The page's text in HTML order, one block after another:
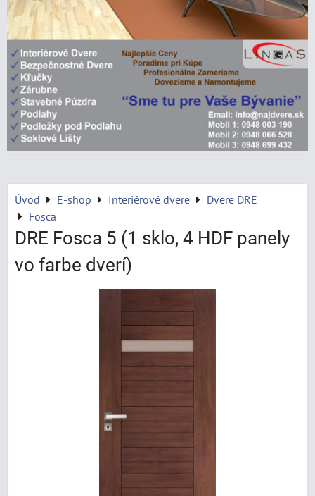
Úvod E-shop Interiérové dvere
Dvere DRE
Fosca
DRE Fosca 5 (1 sklo, 4 HDF panely
vo farbe dverí)